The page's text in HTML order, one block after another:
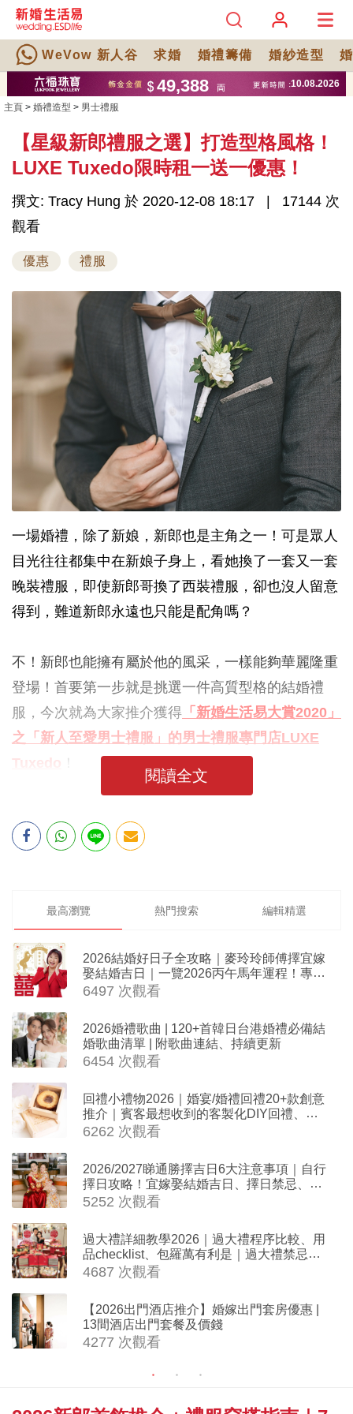
WeVow 新人谷 求婚 婚禮籌備 婚紗造型
主頁 > 婚禮造型 > 男士禮服
【星級新郎禮服之選】打造型格風格！
LUXE Tuxedo限時租一送一優惠！
撰文: Tracy Hung 於 2020-12-08 18:17
17144 次
觀看
優惠 禮服
一場婚禮，除了新娘，新郎也是主角之一！可是眾人
目光往往都集中在新娘子身上，看她換了一套又一套
晚裝禮服，即使新郎哥換了西裝禮服，卻也沒人留意
得到，難道新郎永遠也只能是配角嗎？
不！新郎也能擁有屬於他的風采，一樣能夠華麗隆重
登場！首要第一步就是挑選一件高質型格的結婚禮
服，今次就為大家推介獲得 「新婚生活易大賞2020」
之「新人至愛男士禮服」的男士禮服專門店LUXE
Tuxedo ！
閱讀全文
最高瀏覽 熱門搜索 編輯精選
2026結婚好日子全攻略｜麥玲玲師傅擇宜嫁
娶結婚吉日｜一覽2026丙午馬年運程！專業
擇日結婚+避開沖煞生肖指南
6497 次觀看
2026婚禮歌曲 | 120+首韓日台港婚禮必備結
婚歌曲清單 | 附歌曲連結、持續更新
6454 次觀看
回禮小禮物2026｜婚宴/婚禮回禮20+款創意
推介｜賓客最想收到的客製化DIY回禮、姊
妹禮物（持續更新）
6262 次觀看
2026/2027睇通勝擇吉日6大注意事項｜自行
擇日攻略！宜嫁娶結婚吉日、擇日禁忌、相
沖生肖一覽
5252 次觀看
過大禮詳細教學2026｜過大禮程序比較、用
品checklist、包羅萬有利是｜過大禮禁忌及
吉祥說話
4687 次觀看
【2026出門酒店推介】婚嫁出門套房優惠 |
13間酒店出門套餐及價錢
4277 次觀看